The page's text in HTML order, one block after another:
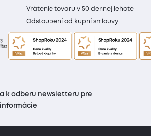
Vrátenie tovaru v 50 dennej lehote
Odstoupení od kupní smlouvy
k odberu newsletteru pre